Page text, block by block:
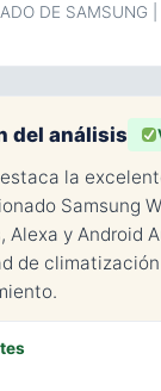
DE SAMSUNG
del análisis
la
Samsung
Alexa y Android
de